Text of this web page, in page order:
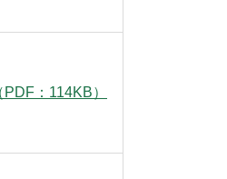
：114KB）